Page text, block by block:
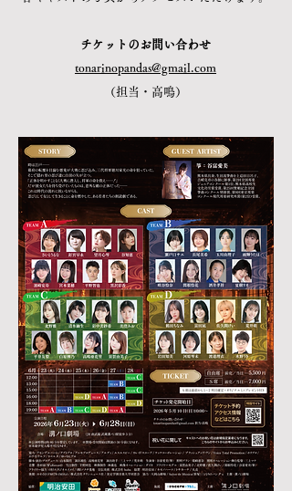
チケットのお問い合わせ
tonarinopandas@gmail.com
（担当・高鳴）